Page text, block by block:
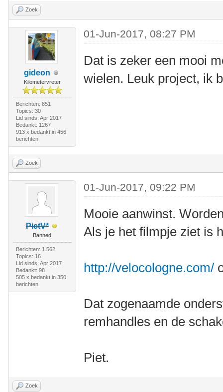
Zoek
gideon
Kilometervreter
Berichten: 851
Topics: 30
Lid sinds: Apr 2017
Bedankt: 1267
913 x bedankt in 456
berichten
01-Jun-2017, 08:27 PM
Dat is zeker een mooi
wielen. Leuk project, ik
Zoek
PietV*
Banned
Berichten: 1.562
Topics: 16
Lid sinds: Apr 2017
Bedankt: 98
505 x bedankt in 350
berichten
01-Jun-2017, 09:22 PM
Mooie aanwinst.
Als je het filmpje ziet is
http://velocologne.com/
Dat zogenaamde
remhandles en de
Piet.
Zoek